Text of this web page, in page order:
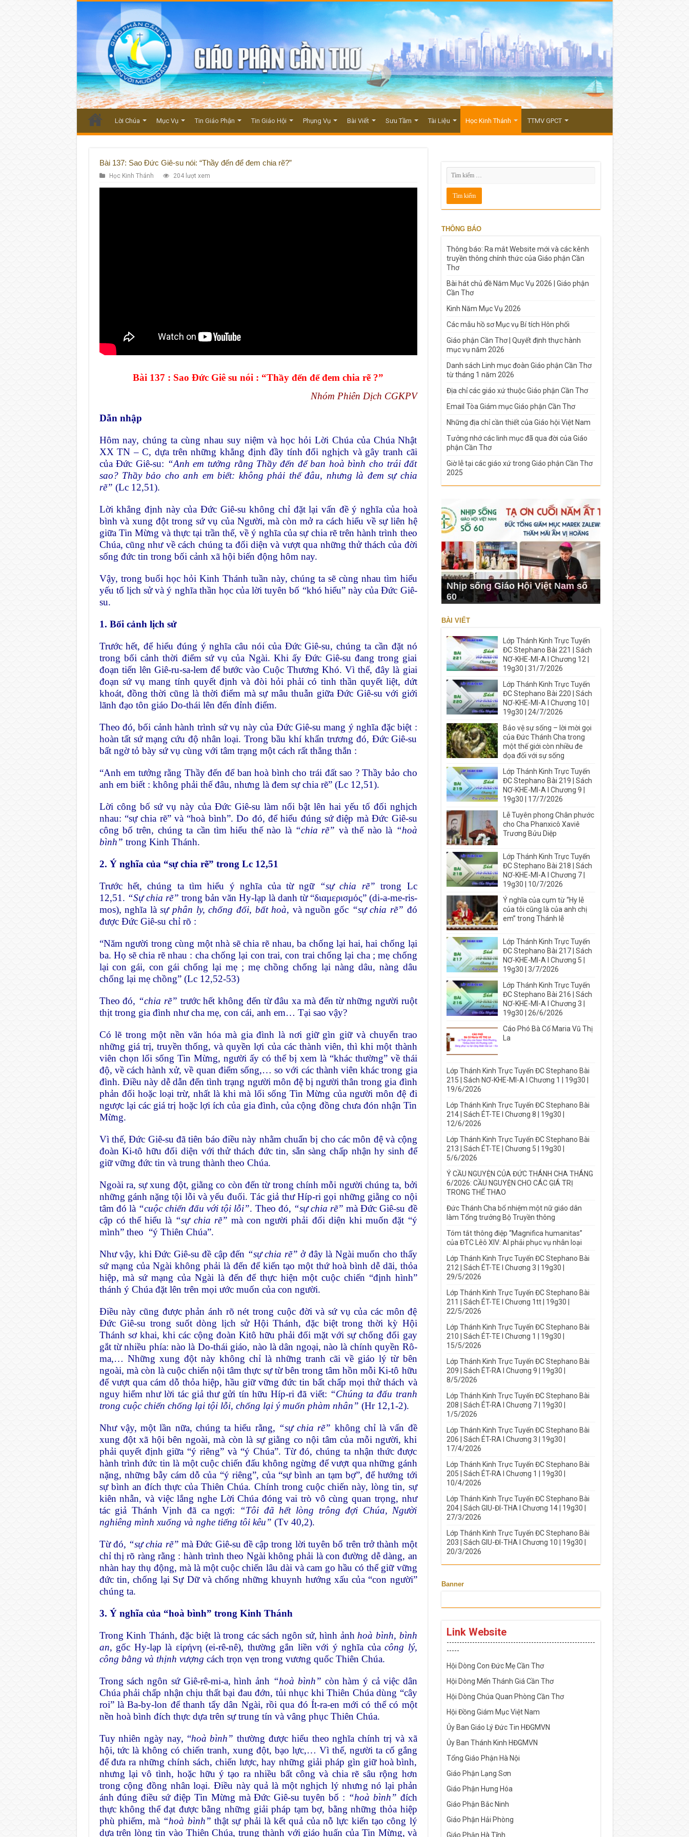
Lời Chúa Mục Vụ Tin Giáo Phận Tin Giáo Hội Phụng Vụ Bài Viết Sưu Tầm Tài Liệu Học Kinh Thánh TTMV GPCT
Bài 137: Sao Đức Giê-su nói: “Thầy đến để đem chia rẽ?”
Học Kinh Thánh 204 lượt xem
Bài 137 : Sao Đức Giê su nói : “Thầy đến để đem chia rẽ ?”
Nhóm Phiên Dịch CGKPV
Dẫn nhập
Hôm nay, chúng ta cùng nhau suy niệm và học hỏi Lời Chúa của Chúa Nhật
XX TN – C, dựa trên những khẳng định đầy tính đối nghịch và gây tranh cãi
của Đức Giê-su: “Anh em tưởng rằng Thầy đến để ban hoà bình cho trái đất
sao? Thầy bảo cho anh em biết: không phải thế đâu, nhưng là đem sự chia
rẽ” (Lc 12,51).
Lời khẳng định này của Đức Giê-su không chỉ đặt lại vấn đề ý nghĩa của hoà
bình và xung đột trong sứ vụ của Người, mà còn mở ra cách hiểu về sự liên hệ
giữa Tin Mừng và thực tại trần thế, về ý nghĩa của sự chia rẽ trên hành trình theo
Chúa, cũng như về cách chúng ta đối diện và vượt qua những thử thách của đời
sống đức tin trong bối cảnh xã hội biến động hôm nay.
Vậy, trong buổi học hỏi Kinh Thánh tuần này, chúng ta sẽ cùng nhau tìm hiểu
yếu tố lịch sử và ý nghĩa thần học của lời tuyên bố “khó hiểu” này của Đức Giê-
su.
1. Bối cảnh lịch sử
Trước hết, để hiểu đúng ý nghĩa câu nói của Đức Giê-su, chúng ta cần đặt nó
trong bối cảnh thời điểm sứ vụ của Ngài. Khi ấy Đức Giê-su đang trong giai
đoạn tiến lên Giê-ru-sa-lem để bước vào Cuộc Thương Khó. Vì thế, đây là giai
đoạn sứ vụ mang tính quyết định và đòi hỏi phải có tinh thần quyết liệt, dứt
khoát, đồng thời cũng là thời điểm mà sự mâu thuẫn giữa Đức Giê-su với giới
lãnh đạo tôn giáo Do-thái lên đến đỉnh điểm.
Theo đó, bối cảnh hành trình sứ vụ này của Đức Giê-su mang ý nghĩa đặc biệt :
hoàn tất sứ mạng cứu độ nhân loại. Trong bầu khí khẩn trương đó, Đức Giê-su
bất ngờ tỏ bày sứ vụ cùng với tâm trạng một cách rất thẳng thắn :
“Anh em tưởng rằng Thầy đến để ban hoà bình cho trái đất sao ? Thầy bảo cho
anh em biết : không phải thế đâu, nhưng là đem sự chia rẽ” (Lc 12,51).
Lời công bố sứ vụ này của Đức Giê-su làm nổi bật lên hai yếu tố đối nghịch
nhau: “sự chia rẽ” và “hoà bình”. Do đó, để hiểu đúng sứ điệp mà Đức Giê-su
công bố trên, chúng ta cần tìm hiểu thế nào là “chia rẽ” và thế nào là “hoà
bình” trong Kinh Thánh.
2. Ý nghĩa của “sự chia rẽ” trong Lc 12,51
Trước hết, chúng ta tìm hiểu ý nghĩa của từ ngữ “sự chia rẽ” trong Lc
12,51. “Sự chia rẽ” trong bản văn Hy-lạp là danh từ “διαμερισμός” (di-a-me-ris-
mos), nghĩa làsự phân ly, chống đối, bất hoà, và nguồn gốc “sự chia rẽ” đó
được Đức Giê-su chỉ rõ :
“Năm người trong cùng một nhà sẽ chia rẽ nhau, ba chống lại hai, hai chống lại
ba. Họ sẽ chia rẽ nhau : cha chống lại con trai, con trai chống lại cha ; mẹ chống
lại con gái, con gái chống lại mẹ ; mẹ chồng chống lại nàng dâu, nàng dâu
chống lại mẹ chồng” (Lc 12,52-53)
Theo đó, “chia rẽ” trước hết không đến từ đâu xa mà đến từ những người ruột
thịt trong gia đình như cha mẹ, con cái, anh em… Tại sao vậy?
Có lẽ trong một nền văn hóa mà gia đình là nơi giữ gìn giữ và chuyển trao
những giá trị, truyền thống, và quyền lợi của các thành viên, thì khi một thành
viên chọn lối sống Tin Mừng, người ấy có thể bị xem là “khác thường” về thái
độ, về cách hành xử, về quan điểm sống,… so với các thành viên khác trong gia
đình. Điều này dễ dẫn đến tình trạng người môn đệ bị người thân trong gia đình
phản đối hoặc loại trừ, nhất là khi mà lối sống Tin Mừng của người môn đệ đi
ngược lại các giá trị hoặc lợi ích của gia đình, của cộng đồng chưa đón nhận Tin
Mừng.
Vì thế, Đức Giê-su đã tiên báo điều này nhằm chuẩn bị cho các môn đệ và cộng
đoàn Ki-tô hữu đối diện với thử thách đức tin, sẵn sàng chấp nhận hy sinh để
giữ vững đức tin và trung thành theo Chúa.
Ngoài ra, sự xung đột, giằng co còn đến từ trong chính mỗi người chúng ta, bởi
những gánh nặng tội lỗi và yếu đuối. Tác giả thư Híp-ri gọi những giằng co nội
tâm đó là “cuộc chiến đấu với tội lỗi”. Theo đó, “sự chia rẽ” mà Đức Giê-su đề
cập có thể hiểu là “sự chia rẽ” mà con người phải đối diện khi muốn đặt “ý
mình” theo “ý Thiên Chúa”.
Như vậy, khi Đức Giê-su đề cập đến “sự chia rẽ” ở đây là Ngài muốn cho thấy
sứ mạng của Ngài không phải là đến để kiến tạo một thứ hoà bình dễ dãi, thỏa
hiệp, mà sứ mạng của Ngài là đến để thực hiện một cuộc chiến “định hình”
thánh ý Chúa đặt lên trên mọi ước muốn của con người.
Điều này cũng được phản ánh rõ nét trong cuộc đời và sứ vụ của các môn đệ
Đức Giê-su trong suốt dòng lịch sử Hội Thánh, đặc biệt trong thời kỳ Hội
Thánh sơ khai, khi các cộng đoàn Kitô hữu phải đối mặt với sự chống đối gay
gắt từ nhiều phía: nào là Do-thái giáo, nào là dân ngoại, nào là chính quyền Rô-
ma,… Những xung đột này không chỉ là những tranh cãi về giáo lý từ bên
ngoài, mà còn là cuộc chiến nội tâm thực sự từ bên trong tâm hồn mỗi Ki-tô hữu
để vượt qua cám dỗ thỏa hiệp, hầu giữ vững đức tin bất chấp mọi thử thách và
nguy hiểm như lời tác giả thư gửi tín hữu Híp-ri đã viết: “Chúng ta đấu tranh
trong cuộc chiến chống lại tội lỗi, chống lại ý muốn phàm nhân” (Hr 12,1-2).
Như vậy, một lần nữa, chúng ta hiểu rằng, “sự chia rẽ” không chỉ là vấn đề
xung đột xã hội bên ngoài, mà còn là sự giằng co nội tâm của mỗi người, khi
phải quyết định giữa “ý riêng” và “ý Chúa”. Từ đó, chúng ta nhận thức được
hành trình đức tin là một cuộc chiến đấu không ngừng để vượt qua những gánh
nặng, những bẫy cám dỗ của “ý riêng”, của “sự bình an tạm bợ”, để hướng tới
sự bình an đích thực của Thiên Chúa. Chính trong cuộc chiến này, lòng tin, sự
kiên nhẫn, và việc lắng nghe Lời Chúa đóng vai trò vô cùng quan trọng, như
tác giả Thánh Vịnh đã ca ngợi: “Tôi đã hết lòng trông đợi Chúa, Người
nghiêng mình xuống và nghe tiếng tôi kêu” (Tv 40,2).
Từ đó, “sự chia rẽ” mà Đức Giê-su đề cập trong lời tuyên bố trên trở thành một
chỉ thị rõ ràng rằng : hành trình theo Ngài không phải là con đường dễ dàng, an
nhàn hay thụ động, mà là một cuộc chiến lâu dài và cam go hầu có thể giữ vững
đức tin, chống lại Sự Dữ và chống những khuynh hướng xấu của “con người”
chúng ta.
3. Ý nghĩa của “hoà bình” trong Kinh Thánh
Trong Kinh Thánh, đặc biệt là trong các sách ngôn sứ, hình ảnh hoà bình, bình
an, gốc Hy-lạp là εἰρήνη (ei-rê-nê), thường gắn liền với ý nghĩa của công lý,
công bằng và thịnh vượng cách trọn vẹn trong vương quốc Thiên Chúa.
Trong sách ngôn sứ Giê-rê-mi-a, hình ảnh “hoà bình” còn hàm ý cả việc dân
Chúa phải chấp nhận chịu thất bại đau đớn, tủi nhục khi Thiên Chúa dùng “cây
roi” là Ba-by-lon để thanh tẩy dân Ngài, rồi qua đó Ít-ra-en mới có thể có một
nền hoà bình đích thực dựa trên sự trung tín và vâng phục Thiên Chúa.
Tuy nhiên ngày nay, “hoà bình” thường được hiểu theo nghĩa chính trị và xã
hội, tức là không có chiến tranh, xung đột, bạo lực,… Vì thế, người ta cố gắng
để đưa ra những chính sách, chiến lược, hay những giải pháp gìn giữ hoà bình,
nhưng lại vô tình, hoặc hữu ý tạo ra nhiều bất công và chia rẽ sâu rộng hơn
trong cộng đồng nhân loại. Điều này quả là một nghịch lý nhưng nó lại phản
ánh đúng điều sứ điệp Tin Mừng mà Đức Giê-su tuyên bố : “hoà bình” đích
thực không thể đạt được bằng những giải pháp tạm bợ, bằng những thỏa hiệp
phù phiếm, mà “hoà bình” thật sự phải là kết quả của nỗ lực kiến tạo công lý
dựa trên lòng tin vào Thiên Chúa, trung thành với giáo huấn của Tin Mừng, và
THÔNG BÁO
Thông báo: Ra mắt Website mới và các kênh
truyền thông chính thức của Giáo phận Cần
Thơ
Bài hát chủ đề Năm Mục Vụ 2026 | Giáo phận
Cần Thơ
Kinh Năm Mục Vụ 2026
Các mẫu hồ sơ Mục vụ Bí tích Hôn phối
Giáo phận Cần Thơ | Quyết định thực hành
mục vụ năm 2026
Danh sách Linh mục đoàn Giáo phận Cần Thơ
từ tháng 1 năm 2026
Địa chỉ các giáo xứ thuộc Giáo phận Cần Thơ
Email Tòa Giám mục Giáo phận Cần Thơ
Những địa chỉ cần thiết của Giáo hội Việt Nam
Tưởng nhớ các linh mục đã qua đời của Giáo
phận Cần Thơ
Giờ lễ tại các giáo xứ trong Giáo phận Cần Thơ
2025
Nhịp sống Giáo Hội Việt Nam số
60
BÀI VIẾT
Lớp Thánh Kinh Trực Tuyến
ĐC Stephano Bài 221 | Sách
NƠ-KHE-MI-A I Chương 12 |
19g30 | 31/7/2026
Lớp Thánh Kinh Trực Tuyến
ĐC Stephano Bài 220 | Sách
NƠ-KHE-MI-A I Chương 10 |
19g30 | 24/7/2026
Bảo vệ sự sống – lời mời gọi
của Đức Thánh Cha trong
một thế giới còn nhiều đe
dọa đối với sự sống
Lớp Thánh Kinh Trực Tuyến
ĐC Stephano Bài 219 | Sách
NƠ-KHE-MI-A I Chương 9 |
19g30 | 17/7/2026
Lễ Tuyên phong Chân phước
cho Cha Phanxicô Xaviê
Trương Bửu Diệp
Lớp Thánh Kinh Trực Tuyến
ĐC Stephano Bài 218 | Sách
NƠ-KHE-MI-A I Chương 7 |
19g30 | 10/7/2026
Ý nghĩa của cụm từ “Hy lễ
của tôi cũng là của anh chị
em” trong Thánh lễ
Lớp Thánh Kinh Trực Tuyến
ĐC Stephano Bài 217 | Sách
NƠ-KHE-MI-A I Chương 5 |
19g30 | 3/7/2026
Lớp Thánh Kinh Trực Tuyến
ĐC Stephano Bài 216 | Sách
NƠ-KHE-MI-A I Chương 3 |
19g30 | 26/6/2026
Cáo Phó Bà Cố Maria Vũ Thị
La
Lớp Thánh Kinh Trực Tuyến ĐC Stephano Bài
215 | Sách NƠ-KHE-MI-A I Chương 1 | 19g30 |
19/6/2026
Lớp Thánh Kinh Trực Tuyến ĐC Stephano Bài
214 | Sách ÉT-TE I Chương 8 | 19g30 |
12/6/2026
Lớp Thánh Kinh Trực Tuyến ĐC Stephano Bài
213 | Sách ÉT-TE | Chương 5 | 19g30 |
5/6/2026
Ý CẦU NGUYỆN CỦA ĐỨC THÁNH CHA THÁNG
6/2026: CẦU NGUYỆN CHO CÁC GIÁ TRỊ
TRONG THỂ THAO
Đức Thánh Cha bổ nhiệm một nữ giáo dân
làm Tổng trưởng Bộ Truyền thông
Tóm tắt thông điệp “Magnifica humanitas”
của ĐTC Lêô XIV: AI phải phục vụ nhân loại
Lớp Thánh Kinh Trực Tuyến ĐC Stephano Bài
212 | Sách ÉT-TE I Chương 3 | 19g30 |
29/5/2026
Lớp Thánh Kinh Trực Tuyến ĐC Stephano Bài
211 | Sách ÉT-TE I Chương 1tt | 19g30 |
22/5/2026
Lớp Thánh Kinh Trực Tuyến ĐC Stephano Bài
210 | Sách ÉT-TE I Chương 1 | 19g30 |
15/5/2026
Lớp Thánh Kinh Trực Tuyến ĐC Stephano Bài
209 | Sách ÉT-RA I Chương 9 | 19g30 |
8/5/2026
Lớp Thánh Kinh Trực Tuyến ĐC Stephano Bài
208 | Sách ÉT-RA I Chương 7 | 19g30 |
1/5/2026
Lớp Thánh Kinh Trực Tuyến ĐC Stephano Bài
206 | Sách ÉT-RA I Chương 3 | 19g30 |
17/4/2026
Lớp Thánh Kinh Trực Tuyến ĐC Stephano Bài
205 | Sách ÉT-RA I Chương 1 | 19g30 |
10/4/2026
Lớp Thánh Kinh Trực Tuyến ĐC Stephano Bài
204 | Sách GIU-ĐI-THA I Chương 14 | 19g30 |
27/3/2026
Lớp Thánh Kinh Trực Tuyến ĐC Stephano Bài
203 | Sách GIU-ĐI-THA I Chương 10 | 19g30 |
20/3/2026
Banner
Link Website
----------------------------------------------------------
-----
Hội Dòng Con Đức Mẹ Cần Thơ
Hội Dòng Mến Thánh Giá Cần Thơ
Hội Dòng Chúa Quan Phòng Cần Thơ
Hội Đồng Giám Mục Việt Nam
Ủy Ban Giáo Lý Đức Tin HĐGMVN
Ủy Ban Thánh Kinh HĐGMVN
Tổng Giáo Phận Hà Nội
Giáo Phận Lạng Sơn
Giáo Phận Hưng Hóa
Giáo Phận Bắc Ninh
Giáo Phận Hải Phòng
Giáo Phận Hà Tĩnh